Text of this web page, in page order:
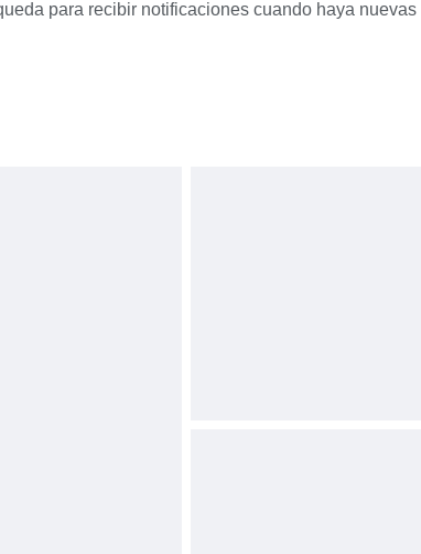
para recibir notificaciones cuando haya nuevas